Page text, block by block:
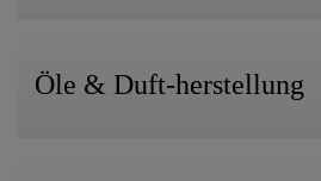
Öle & Duft-herstellung